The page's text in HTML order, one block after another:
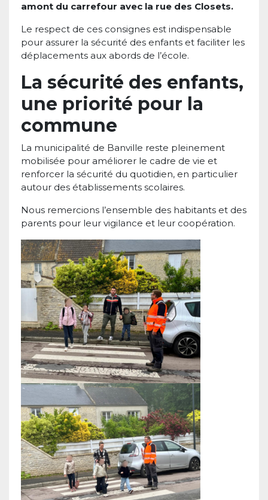
amont du carrefour avec la rue des Closets.
Le respect de ces consignes est indispensable
pour assurer la sécurité des enfants et faciliter les
déplacements aux abords de l’école.
La sécurité des enfants,
une priorité pour la
commune
La municipalité de Banville reste pleinement
mobilisée pour améliorer le cadre de vie et
renforcer la sécurité du quotidien, en particulier
autour des établissements scolaires.
Nous remercions l’ensemble des habitants et des
parents pour leur vigilance et leur coopération.